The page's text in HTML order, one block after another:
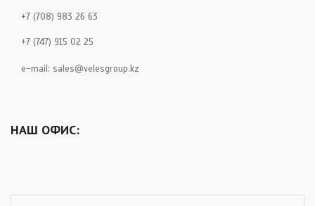
+7 (708) 983 26 63
+7 (747) 915 02 25
e-mail: sales@velesgroup.kz
НАШ ОФИС: